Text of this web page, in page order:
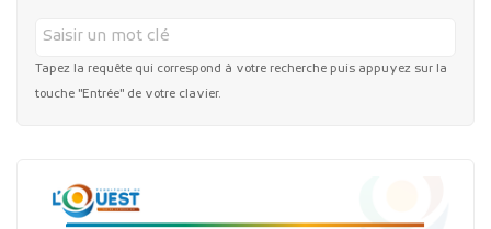
Plans d'accès
Tapez la requête qui correspond à votre recherche puis appuyez sur la
touche "Entrée" de votre clavier.